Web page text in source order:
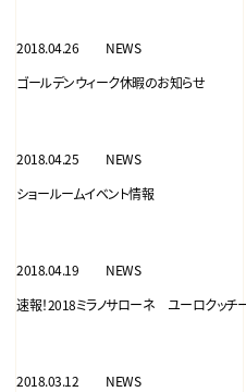
2018.04.26
NEWS
ゴールデンウィーク休暇のお知らせ
2018.04.25
NEWS
ショールームイベント情報
2018.04.19
NEWS
速報！2018ミラノサローネ ユーロクッチ
2018.03.12
NEWS